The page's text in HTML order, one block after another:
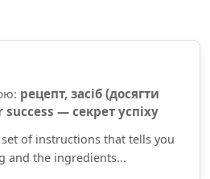
рецепт, засіб (досягти
— секрет успіху
set of instructions that tells you
and the ingredients...